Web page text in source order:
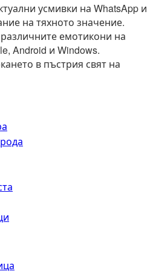
усмивки на WhatsApp и
на тяхното значение.
емотикони на
Android и Windows.
в пъстрия свят на